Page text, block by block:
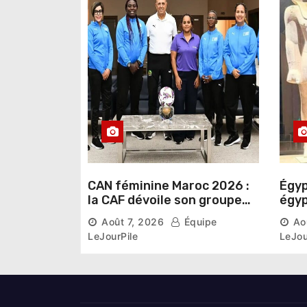
t
i
c
l
e
CAN féminine Maroc 2026 :
la CAF dévoile son groupe
d’experts chargé d’analyser
la compétition
Août 7, 2026
Équipe
LeJourPile
une